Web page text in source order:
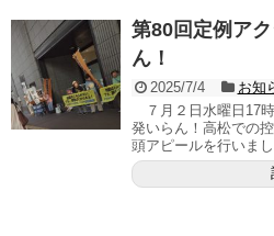
第80回定例ア
ん！
2025/7/4
お知
７月２日水曜日17
発いらん！高松での
頭アピールを行いま